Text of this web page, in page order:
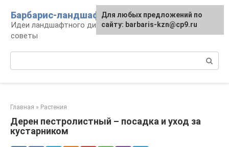
контенту
Барбарис-ландшафт
Идеи ландшафтного дизайна, правила и
советы
Главная » Растения
Дерен пестролистный – посадка и уход за
кустарником
Для любых предложений по
сайту: barbaris-kzn@cp9.ru